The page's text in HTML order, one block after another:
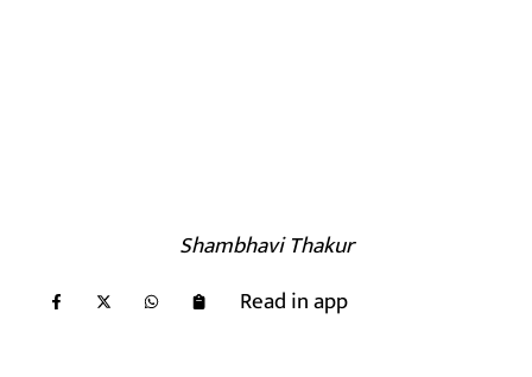
Shambhavi Thakur
Read in app